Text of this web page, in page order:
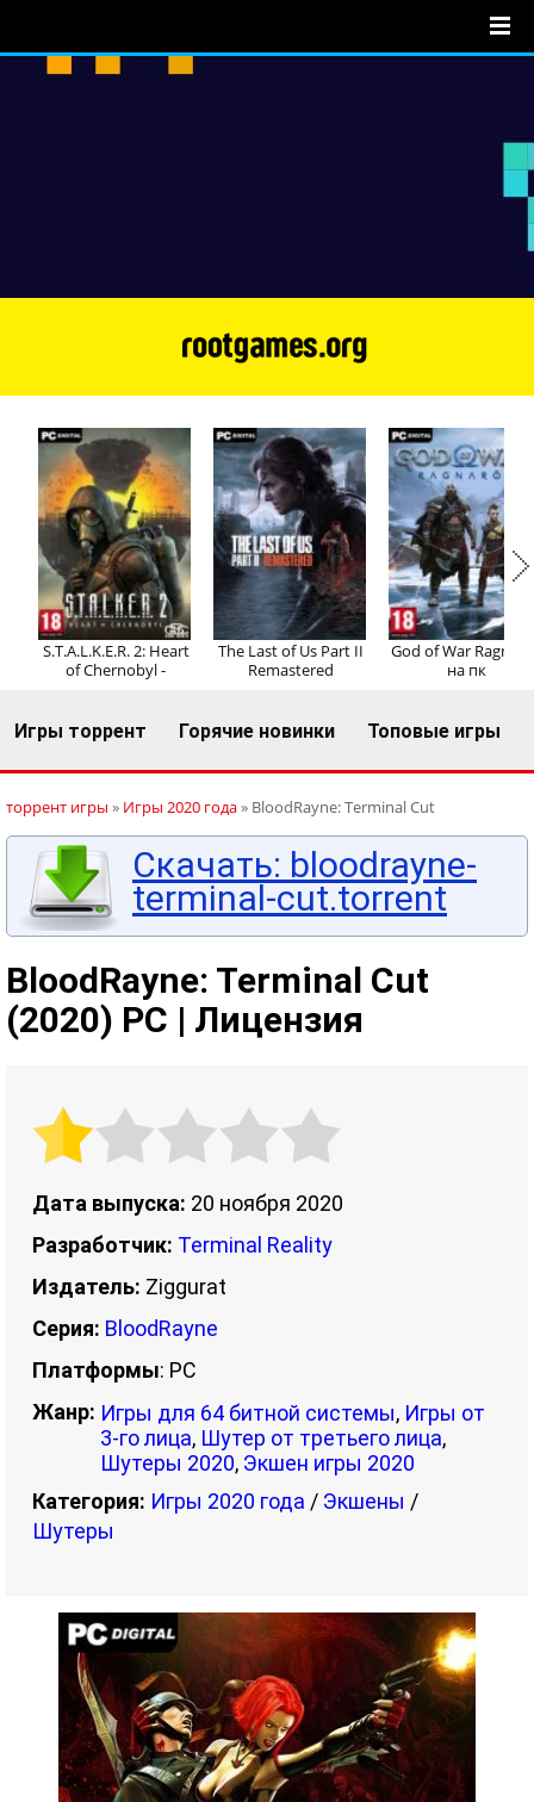
Регистрация Вход
S.T.A.L.K.E.R. 2: Heart
of Chernobyl -
The Last of Us Part II
Remastered
God of War
на пк
Игры торрент Горячие новинки Топовые игры
торрент игры » Игры 2020 года» BloodRayne: Terminal Cut
Скачать: bloodrayne-
terminal-cut.torrent
BloodRayne: Terminal Cut
(2020) PC | Лицензия
Дата выпуска: 20 ноября 2020
Разработчик: Terminal Reality
Издатель: Ziggurat
Серия: BloodRayne
Платформы: PC
Жанр: Игры для 64 битной системы, Игры от
3-го лица, Шутер от третьего лица,
Шутеры 2020, Экшен игры 2020
Категория: Игры 2020 года / Экшены /
Шутеры